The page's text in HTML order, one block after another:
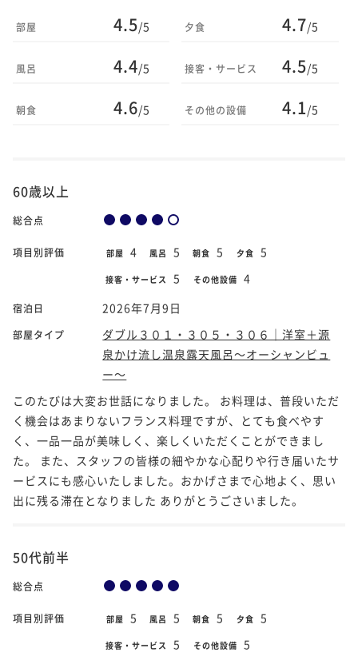
部屋 4.5/5
風呂 4.4/5
朝食 4.6/5
夕食 4.7/5
接客・サービス 4.5/5
その他の設備 4.1/5
60歳以上
総合点
項目別評価 部屋 4 風呂 5 朝食 5 夕食 5
接客・サービス 5 その他設備 4
宿泊日 2026年7月9日
部屋タイプ
ダブル３０１・３０５・３０６｜洋室＋源
泉かけ流し温泉露天風呂～オーシャンビュ
ー～
このたびは大変お世話になりました。 お料理は、普段いただ
く機会はあまりないフランス料理ですが、とても食べやす
く、一品一品が美味しく、楽しくいただくことができまし
た。 また、スタッフの皆様の細やかな心配りや行き届いたサ
ービスにも感心いたしました。おかげさまで心地よく、思い
出に残る滞在となりました ありがとうごさいました。
50代前半
総合点
項目別評価 部屋 5 風呂 5 朝食 5 夕食 5
接客・サービス 5 その他設備 5